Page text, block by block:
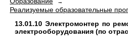
→
Реализуемые образовательные
13.01.10 Электромонтер по
электрооборудования (по